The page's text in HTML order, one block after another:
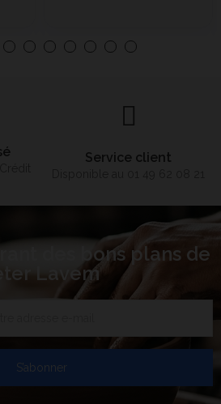
Service client
des bons plans de
Lavem
S’abonner